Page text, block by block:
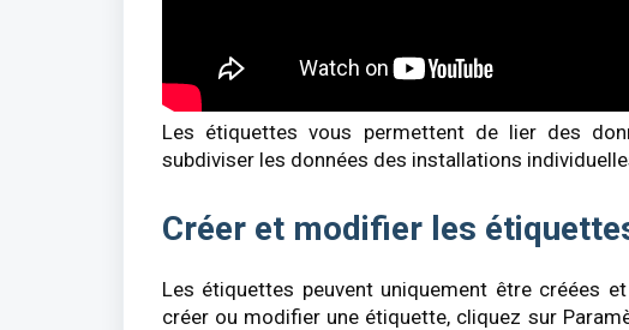
Les étiquettes vous permettent de lier des
subdiviser les données des installations
Créer et modifier les
Les étiquettes peuvent uniquement être créées
créer ou modifier une étiquette, cliquez sur